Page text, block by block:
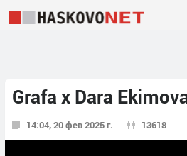
Grafa x Dara
14:04, 20 фев 2025 г. 13618